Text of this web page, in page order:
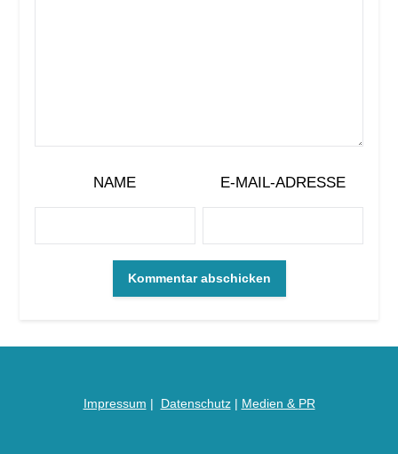
NAME E-MAIL-ADRESSE
Impressum | Datenschutz| Medien & PR